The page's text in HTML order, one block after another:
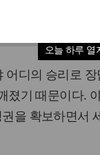
오늘 하루 열
글자
디의 승리로 장
졌기 때문이다.
을 확보하면서